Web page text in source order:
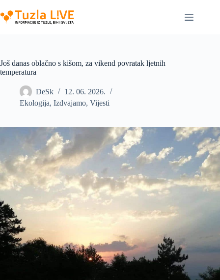
to
content
Još danas oblačno s kišom, za vikend povratak ljetnih
temperatura
DeSk
12. 06. 2026.
Ekologija, Izdvajamo, Vijesti